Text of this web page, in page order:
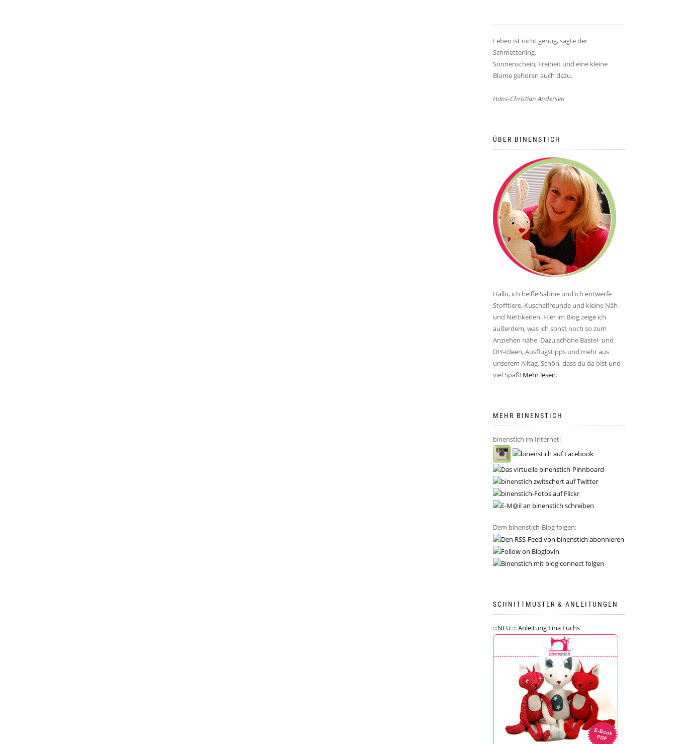
Leben ist nicht genug, sagte der
Schmetterling.
Sonnenschein, Freiheit und eine kleine
Blume gehören auch dazu.
Hans-Christian Andersen
ÜBER BINENSTICH
Hallo, ich heiße Sabine und ich entwerfe
Stofftiere, Kuschelfreunde und kleine Näh-
und Nettikeiten. Hier im Blog zeige ich
außerdem, was ich sonst noch so zum
Anziehen nähe. Dazu schöne Bastel- und
DIY-Ideen, Ausflugstipps und mehr aus
unserem Alltag. Schön, dass du da bist und
viel Spaß! Mehr lesen.
MEHR BINENSTICH
binenstich im Internet:
Dem binenstich-Blog folgen:
SCHNITTMUSTER & ANLEITUNGEN
:::NEU ::: Anleitung Fina Fuchs